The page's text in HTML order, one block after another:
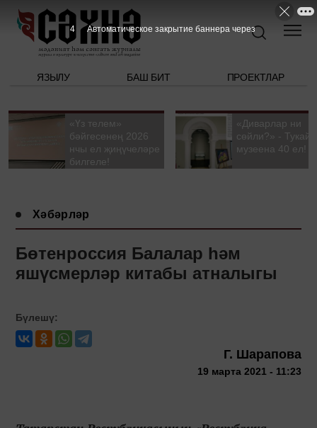
ЯЗЫЛУ БАШ БИТ ПРОЕКТЛАР
«Үз телем»
бәйгесенең 2026
нчы ел җиңүчеләре
билгеле!
«Диварлар ни
сөйли?» - Тукай
музеена 40 ел!
Хәбәрләр
Бөтенроссия Балалар һәм
яшүсмерләр китабы атналыгы
Бүлешү:
Г. Шарапова
19 марта 2021 - 11:23
3 Автоматическое закрытие баннера через